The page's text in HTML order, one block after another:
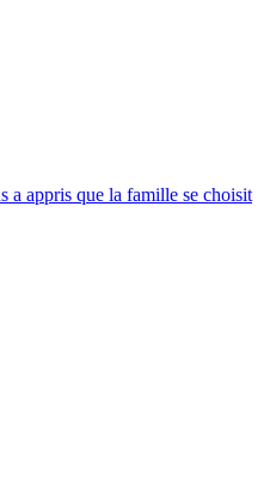
a appris que la famille se choisit